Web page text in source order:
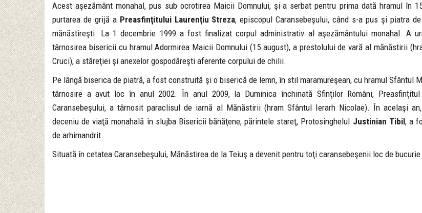
Acest aşezământ monahal, pus sub ocrotirea Maicii Domnului, şi-a serbat pentru prima dată hramul în
purtarea de grijă a Preasfinţitului Laurenţiu Streza, episcopul Caransebeşului, când s-a pus şi piatra
mănăstireşti. La 1 decembrie 1999 a fost finalizat corpul administrativ al aşezământului monahal. A
târnosirea bisericii cu hramul Adormirea Maicii Domnului (15 august), a prestolului de vară al mănăstirii
Cruci), a stăreţiei şi anexelor gospodăreşti aferente corpului de chilii.
Pe lângă biserica de piatră, a fost construită şi o biserică de lemn, în stil maramureşean, cu hramul Sfântul
târnosire a avut loc în anul 2002. În anul 2009, la Duminica închinată Sfinţilor Români, Preasfinţitul
Caransebeşului, a târnosit paraclisul de iarnă al Mănăstirii (hram Sfântul Ierarh Nicolae). În acelaşi
deceniu de viaţă monahală în slujba Bisericii bănăţene, părintele stareţ, Protosinghelul Justinian Tibil, a
de arhimandrit.
Situată în cetatea Caransebeşului, Mănăstirea de la Teiuş a devenit pentru toţi caransebeşenii loc de